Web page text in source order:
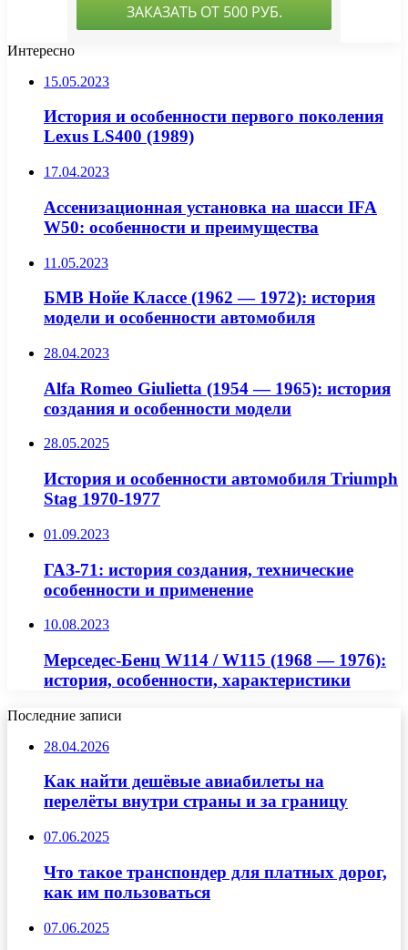
Интересно
15.05.2023
История и особенности первого поколения
Lexus LS400 (1989)
17.04.2023
Ассенизационная установка на шасси IFA
W50: особенности и преимущества
11.05.2023
БМВ Нойе Классе (1962 — 1972): история
модели и особенности автомобиля
28.04.2023
Alfa Romeo Giulietta (1954 — 1965): история
создания и особенности модели
28.05.2025
История и особенности автомобиля Triumph
Stag 1970-1977
01.09.2023
ГАЗ-71: история создания, технические
особенности и применение
10.08.2023
Мерседес-Бенц W114 / W115 (1968 — 1976):
история, особенности, характеристики
Последние записи
28.04.2026
Как найти дешёвые авиабилеты на
перелёты внутри страны и за границу
07.06.2025
Что такое транспондер для платных дорог,
как им пользоваться
07.06.2025